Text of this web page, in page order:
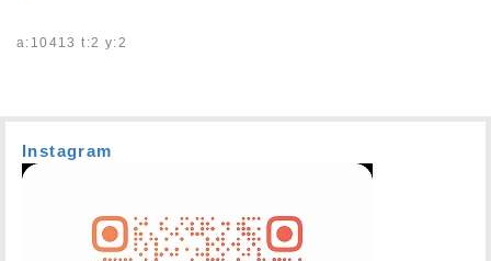
a:10413 t:2 y:2
Instagram